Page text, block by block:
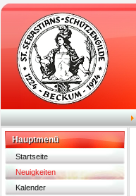
Hauptmenü
Startseite
Neuigkeiten
Kalender